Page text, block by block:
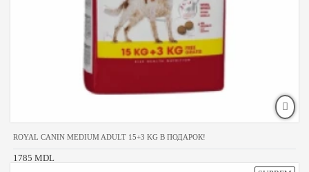
ROYAL CANIN MEDIUM ADULT 15+3 KG В ПОДАРОК!
1785 MDL